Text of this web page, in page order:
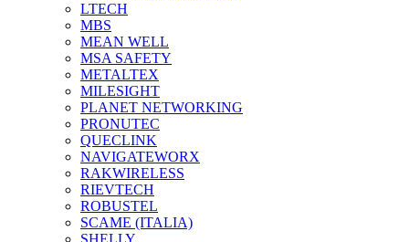
LTECH
MBS
MEAN WELL
MSA SAFETY
METALTEX
MILESIGHT
PLANET NETWORKING
PRONUTEC
QUECLINK
NAVIGATEWORX
RAKWIRELESS
RIEVTECH
ROBUSTEL
SCAME (ITALIA)
SHELLY